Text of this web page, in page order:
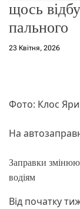
щось
пального
23 Квітня, 2026
Фото: Клос
На
Заправки
водіям
Від початку